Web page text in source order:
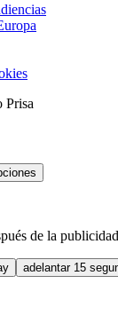
de la publicidad
adelantar 15